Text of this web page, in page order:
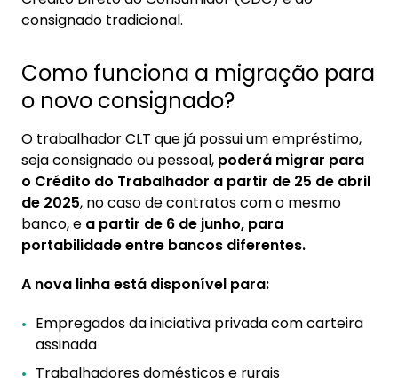
consignado tradicional.
Como funciona a migração para
o novo consignado?
O trabalhador CLT que já possui um empréstimo,
seja consignado ou pessoal, poderá migrar para
o Crédito do Trabalhador a partir de 25 de abril
de 2025, no caso de contratos com o mesmo
banco, e a partir de 6 de junho, para
portabilidade entre bancos diferentes.
A nova linha está disponível para:
Empregados da iniciativa privada com carteira
assinada
Trabalhadores domésticos e rurais